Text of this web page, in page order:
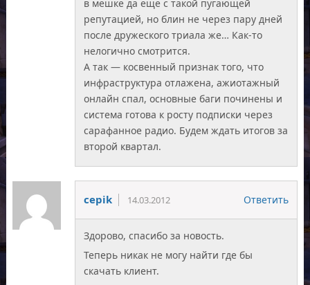
в мешке да еще с такой пугающей
репутацией, но блин не через пару дней
после дружеского триала же… Как-то
нелогично смотрится.
А так — косвенный признак того, что
инфраструктура отлажена, ажиотажный
онлайн спал, основные баги починены и
система готова к росту подписки через
сарафанное радио. Будем ждать итогов за
второй квартал.
cepik 14.03.2012 Ответить
Здорово, спасибо за новость.
Теперь никак не могу найти где бы
скачать клиент.